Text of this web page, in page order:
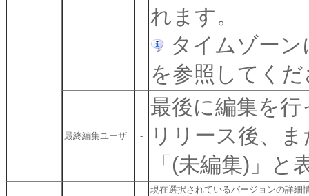
れます。
タイムゾー
を参照してく
最終編集ユーザ -
最後に編集を
リリース後、
「(未編集)」と
現在選択されているバージョンの詳細